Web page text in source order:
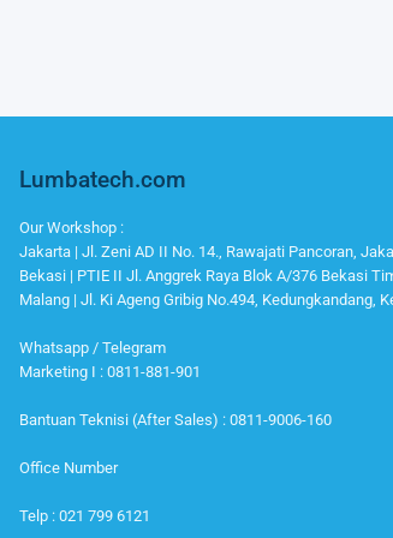
Lumbatech.com
Our Workshop :
Jakarta | Jl. Zeni AD II No. 14., Rawajati Pancoran,
Bekasi | PTIE II Jl. Anggrek Raya Blok A/376 Bekasi
Malang | Jl. Ki Ageng Gribig No.494, Kedungkandang,
Whatsapp / Telegram
Marketing I : 0811-881-901
Bantuan Teknisi (After Sales) : 0811-9006-160
Office Number
Telp : 021 799 6121